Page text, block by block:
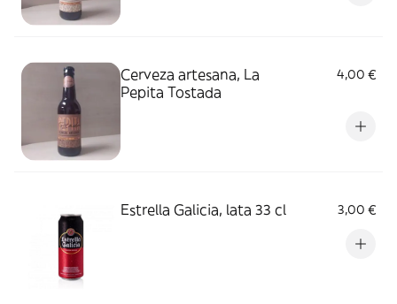
Cerveza artesana, La
Pepita Tostada
4,00 €
Estrella Galicia, lata 33 cl 3,00 €